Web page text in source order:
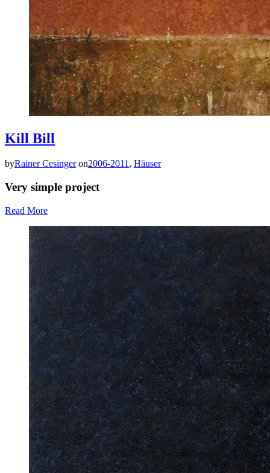
Kill Bill
byRainer Cesinger on2006-2011, Häuser
Very simple project
Read More